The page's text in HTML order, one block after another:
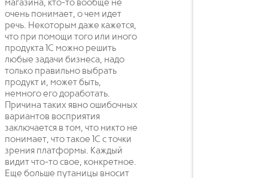
магазина, кто-то вообще не
очень понимает, о чем идет
речь. Некоторым даже кажется,
что при помощи того или иного
продукта 1С можно решить
любые задачи бизнеса, надо
только правильно выбрать
продукт и, может быть,
немного его доработать.
Причина таких явно ошибочных
вариантов восприятия
заключается в том, что никто не
понимает, что такое 1С с точки
зрения платформы. Каждый
видит что-то свое, конкретное.
Еще больше путаницы вносит